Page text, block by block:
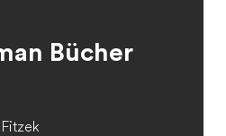
Bücher